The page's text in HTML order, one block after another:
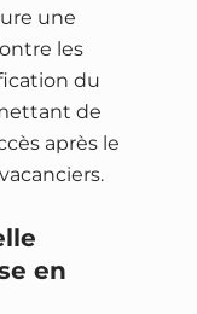
une
les
du
de
après le
en